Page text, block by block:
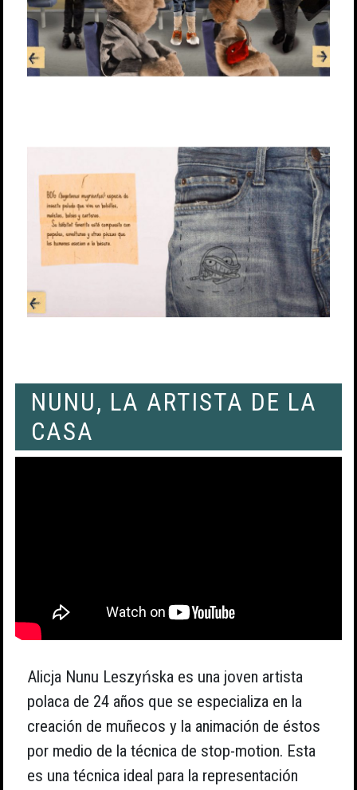
NUNU, LA ARTISTA DE LA
CASA
Alicja Nunu Leszyńska es una joven artista
polaca de 24 años que se especializa en la
creación de muñecos y la animación de éstos
por medio de la técnica de stop-motion. Esta
es una técnica ideal para la representación